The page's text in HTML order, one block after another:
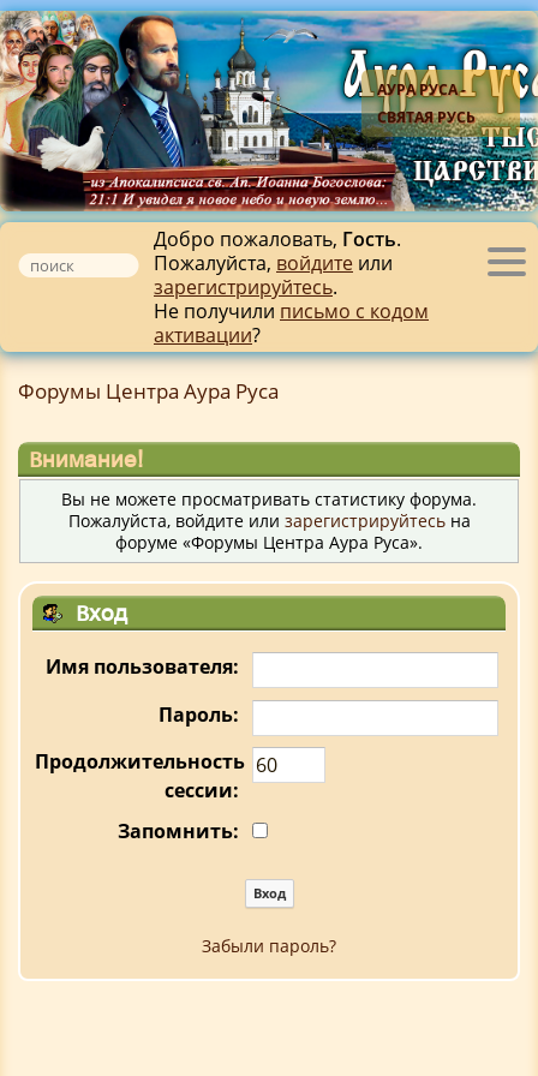
АУРА РУСА -
СВЯТАЯ РУСЬ
Добро пожаловать, Гость.
Пожалуйста, войдите или
зарегистрируйтесь.
Не получили письмо с кодом
активации?
Форумы Центра Аура Руса
Внимание!
Вы не можете просматривать статистику форума.
Пожалуйста, войдите или зарегистрируйтесьна
форуме «Форумы Центра Аура Руса».
Вход
Имя пользователя:
Пароль:
Продолжительность
сессии:
Запомнить:
Забыли пароль?